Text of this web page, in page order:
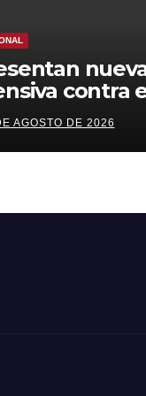
contra
más
AGOSTO DE 2026